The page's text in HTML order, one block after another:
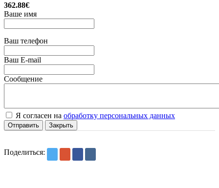
362.88€
Ваше имя
Ваш телефон
Ваш E-mail
Сообщение
Я согласен на обработку персональных данных
Отправить Закрыть
Поделиться: